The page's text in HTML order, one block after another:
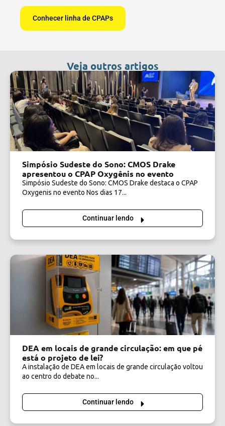
Conhecer linha de CPAPs
Veja outros artigos
Simpósio Sudeste do Sono: CMOS Drake
apresentou o CPAP Oxygênis no evento
Simpósio Sudeste do Sono: CMOS Drake destaca o CPAP
Oxygenis no evento Nos dias 17...
Continuar lendo
DEA em locais de grande circulação: em que pé
está o projeto de lei?
A instalação de DEA em locais de grande circulação voltou
ao centro do debate no...
Continuar lendo